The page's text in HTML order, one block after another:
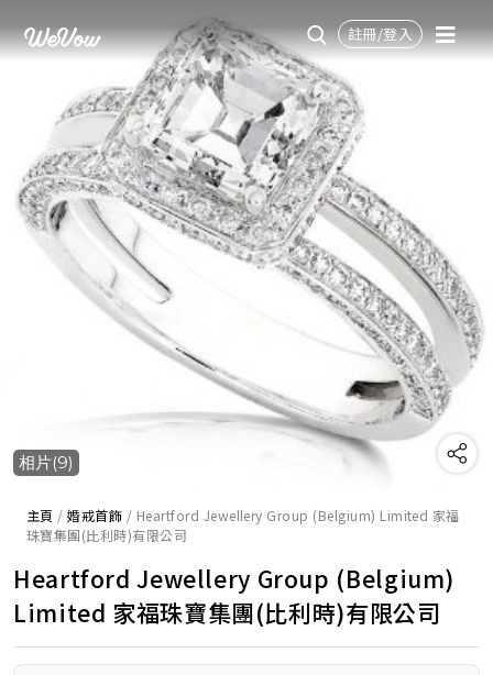
註冊/登入
相片(9)
主頁 /婚戒首飾 / Heartford Jewellery Group (Belgium) Limited 家福
珠寶集團(比利時)有限公司
Heartford Jewellery Group (Belgium)
Limited 家福珠寶集團(比利時)有限公司